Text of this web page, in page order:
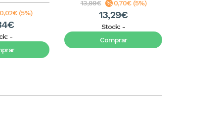
0,02€ (5%)
-
13,99€ 0,70€ (5%)
13,29€
Stock: -
Comprar